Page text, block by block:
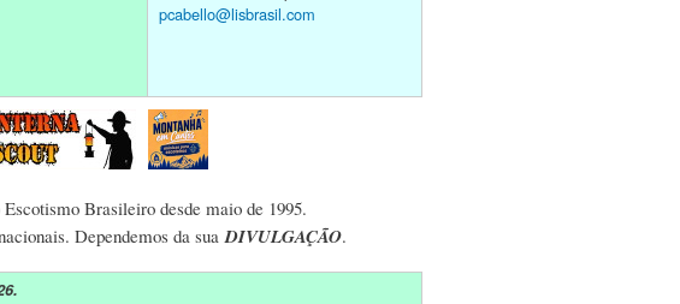
pcabello@lisbrasil.com
Brasileiro desde maio de 1995.
Dependemos da sua DIVULGAÇÃO.